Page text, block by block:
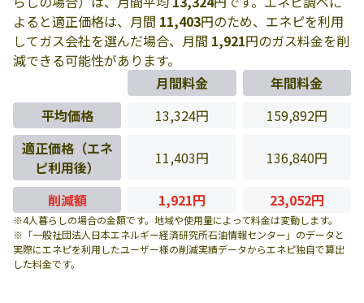
よると適正価格は、月間 11,403円のため、エネピを利用
してガス会社を選んだ場合、月間 1,921円のガス料金を削
減できる可能性があります。
月間料金
年間料金
平均価格
13,324円
159,892円
適正価格（エネ
ピ利用後）
11,403円 136,840円
削減額 1,921円 23,052円
※4人暮らしの場合の金額です。地域や使用量によって料金は変動します。
※「一般社団法人日本エネルギー経済研究所石油情報センター」のデータと
実際にエネピを利用したユーザー様の削減実績データからエネピ独自で算出
した料金です。